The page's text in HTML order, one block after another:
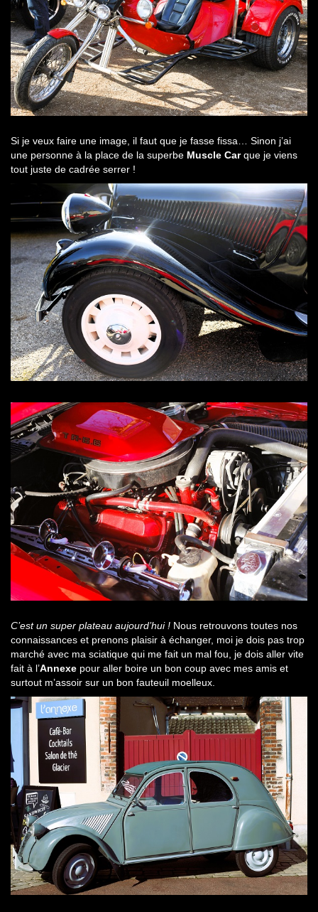
Si je veux faire une image, il faut que je fasse fissa… Sinon j’ai
une personne à la place de la superbe Muscle Carque je viens
tout juste de cadrée serrer !
C’est un super plateau aujourd’hui ! Nous retrouvons toutes nos
connaissances et prenons plaisir à échanger, moi je dois pas trop
marché avec ma sciatique qui me fait un mal fou, je dois aller vite
fait à l’Annexe pour aller boire un bon coup avec mes amis et
surtout m’assoir sur un bon fauteuil moelleux.